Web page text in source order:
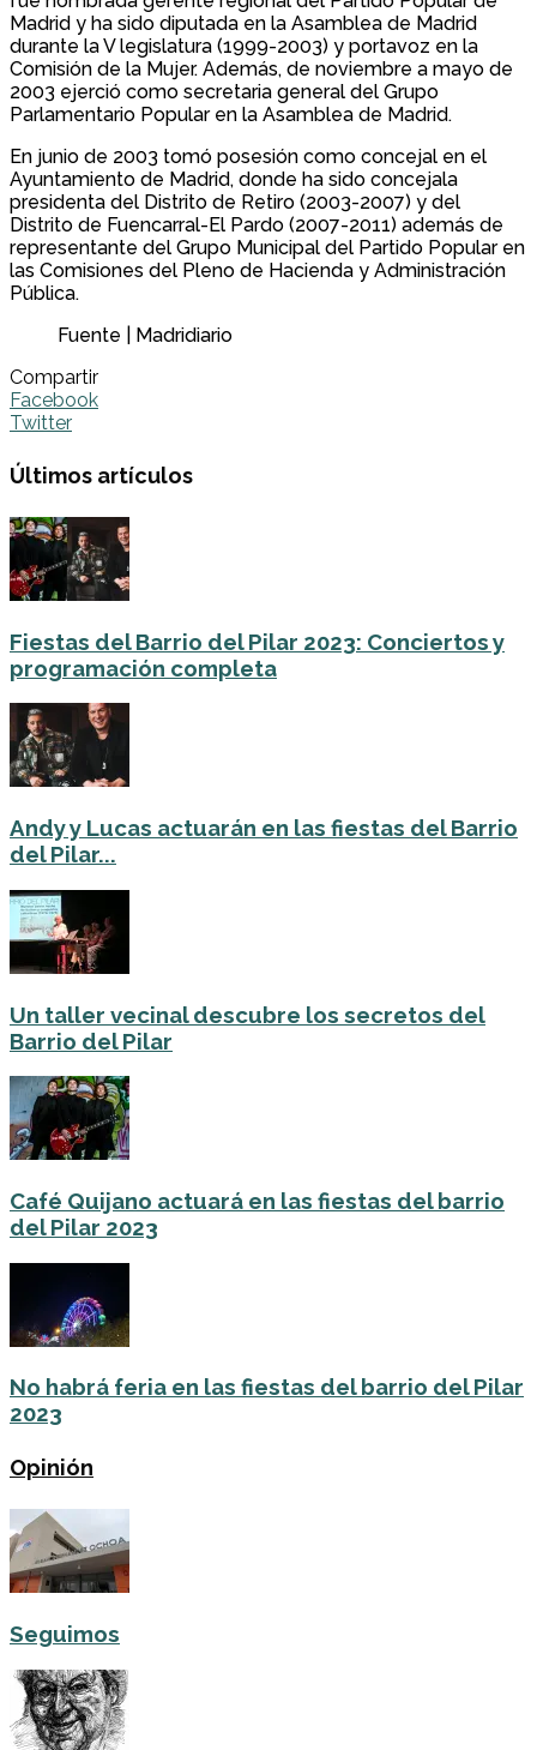
Madrid y ha sido diputada en la Asamblea de Madrid
durante la V legislatura (1999-2003) y portavoz en la
Comisión de la Mujer. Además, de noviembre a mayo de
2003 ejerció como secretaria general del Grupo
Parlamentario Popular en la Asamblea de Madrid.
En junio de 2003 tomó posesión como concejal en el
Ayuntamiento de Madrid, donde ha sido concejala
presidenta del Distrito de Retiro (2003-2007) y del
Distrito de Fuencarral-El Pardo (2007-2011) además de
representante del Grupo Municipal del Partido Popular en
las Comisiones del Pleno de Hacienda y Administración
Pública.
Fuente | Madridiario
Compartir
Facebook
Twitter
Últimos artículos
Fiestas del Barrio del Pilar 2023: Conciertos y
programación completa
Andy y Lucas actuarán en las fiestas del Barrio
del Pilar...
Un taller vecinal descubre los secretos del
Barrio del Pilar
Café Quijano actuará en las fiestas del barrio
del Pilar 2023
No habrá feria en las fiestas del barrio del Pilar
2023
Opinión
Seguimos